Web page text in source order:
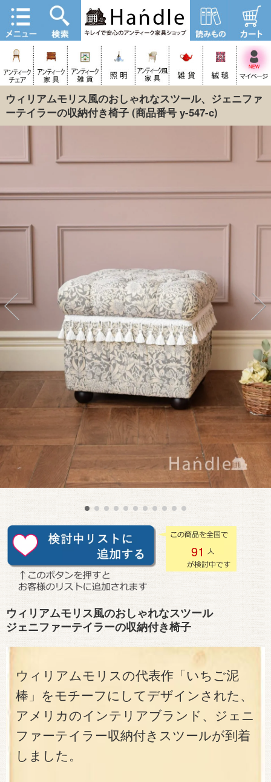
ウィリアムモリス風のおしゃれなスツール、ジェニファ
ーテイラーの収納付き椅子(商品番号 y-547-c)
91
ウィリアムモリス風のおしゃれなスツール
ジェニファーテイラーの収納付き椅子
ウィリアムモリスの代表作「いちご泥
棒」をモチーフにしてデザインされた、
アメリカのインテリアブランド、ジェニ
ファーテイラー収納付きスツールが到着
しました。